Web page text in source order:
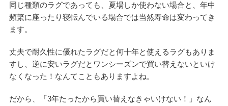
同じ種類のラグであっても、夏場しか使わない場合と、年中
頻繁に座ったり寝転んでいる場合では当然寿命は変わってき
ます。
丈夫で耐久性に優れたラグだと何十年と使えるラグもありま
すし、逆に安いラグだとワンシーズンで買い替えないといけ
なくなった！なんてこともありますよね。
だから、「3年たったから買い替えなきゃいけない！」なん